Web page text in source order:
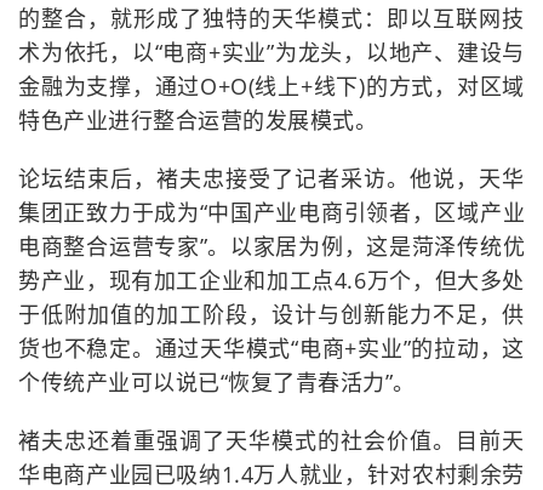
的整合，就形成了独特的天华模式：即以互联网技
术为依托，以“电商+实业”为龙头，以地产、建设与
金融为支撑，通过O+O(线上+线下)的方式，对区域
特色产业进行整合运营的发展模式。
论坛结束后，褚夫忠接受了记者采访。他说，天华
集团正致力于成为“中国产业电商引领者，区域产业
电商整合运营专家”。以家居为例，这是菏泽传统优
势产业，现有加工企业和加工点4.6万个，但大多处
于低附加值的加工阶段，设计与创新能力不足，供
货也不稳定。通过天华模式“电商+实业”的拉动，这
个传统产业可以说已“恢复了青春活力”。
褚夫忠还着重强调了天华模式的社会价值。目前天
华电商产业园已吸纳1.4万人就业，针对农村剩余劳